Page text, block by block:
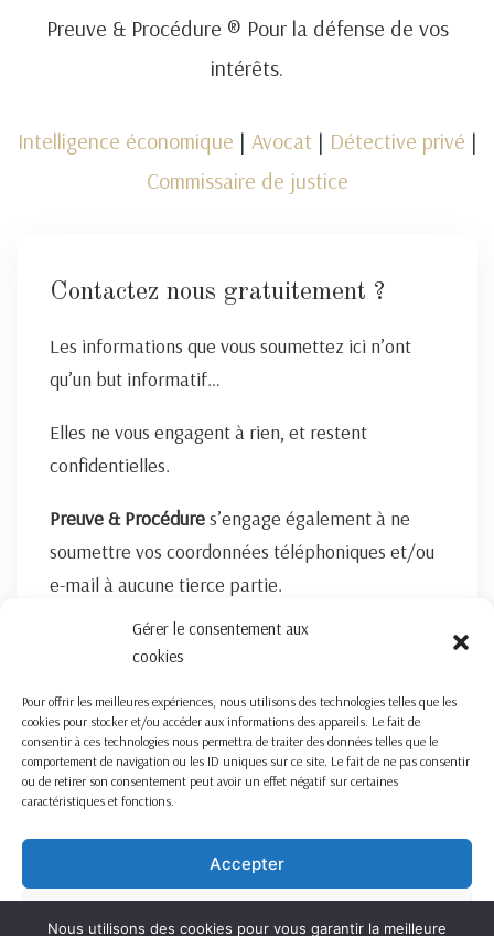
Gérer le consentement aux
cookies
Pour offrir les meilleures expériences, nous utilisons des technologies telles que les
cookies pour stocker et/ou accéder aux informations des appareils. Le fait de
consentir à ces technologies nous permettra de traiter des données telles que le
comportement de navigation ou les ID uniques sur ce site. Le fait de ne pas consentir
ou de retirer son consentement peut avoir un effet négatif sur certaines
caractéristiques et fonctions.
Accepter
Preuve & Procédure ® Pour la défense de vos
intérêts.
Intelligence économique | Avocat | Détective privé |
Commissaire de justice
Contactez nous gratuitement ?
Les informations que vous soumettez ici n’ont
qu’un but informatif…
Elles ne vous engagent à rien, et restent
confidentielles.
Preuve & Procédures’engage également à ne
soumettre vos coordonnées téléphoniques et/ou
e-mail à aucune tierce partie.
FORMULAIRE DE CONTACT ICI
Nous travaillons sur la France entière
Mentions légales
Nous utilisons des cookies pour vous garantir la meilleure